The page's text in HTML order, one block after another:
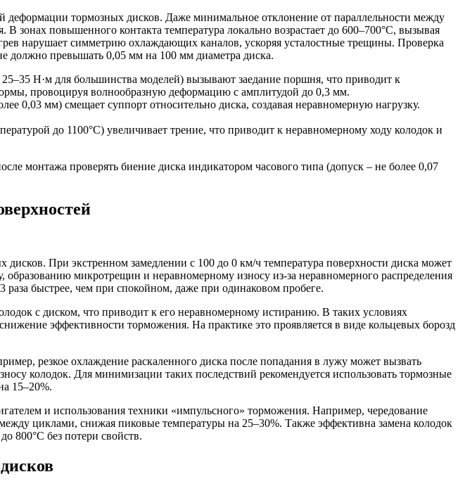
тормозных дисков. Даже минимальное отклонение от параллельности между
повышенного контакта температура локально возрастает до 600–700°C, вызывая
нарушает симметрию охлаждающих каналов, ускоряя усталостные трещины. Проверка
должно превышать 0,05 мм на 100 мм диаметра диска.
Н·м для большинства моделей) вызывают заедание поршня, что приводит к
провоцируя волнообразную деформацию с амплитудой до 0,3 мм.
0,03 мм) смещает суппорт относительно диска, создавая неравномерную нагрузку.
до 1100°C) увеличивает трение, что приводит к неравномерному ходу колодок и
монтажа проверять биение диска индикатором часового типа (допуск – не более 0,07
При экстренном замедлении с 100 до 0 км/ч температура поверхности диска может
микротрещин и неравномерному износу из-за неравномерного распределения
быстрее, чем при спокойном, даже при одинаковом пробеге.
с диском, что приводит к его неравномерному истиранию. В таких условиях
эффективности торможения. На практике это проявляется в виде кольцевых борозд
резкое охлаждение раскаленного диска после попадания в лужу может вызвать
колодок. Для минимизации таких последствий рекомендуется использовать тормозные
15–20%.
и использования техники «импульсного» торможения. Например, чередование
циклами, снижая пиковые температуры на 25–30%. Также эффективна замена колодок
800°C без потери свойств.